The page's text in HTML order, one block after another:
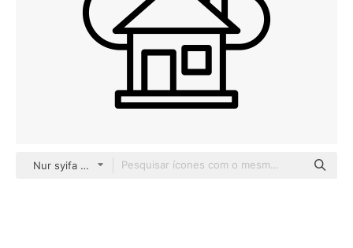
Nur syifa fauziah black outline